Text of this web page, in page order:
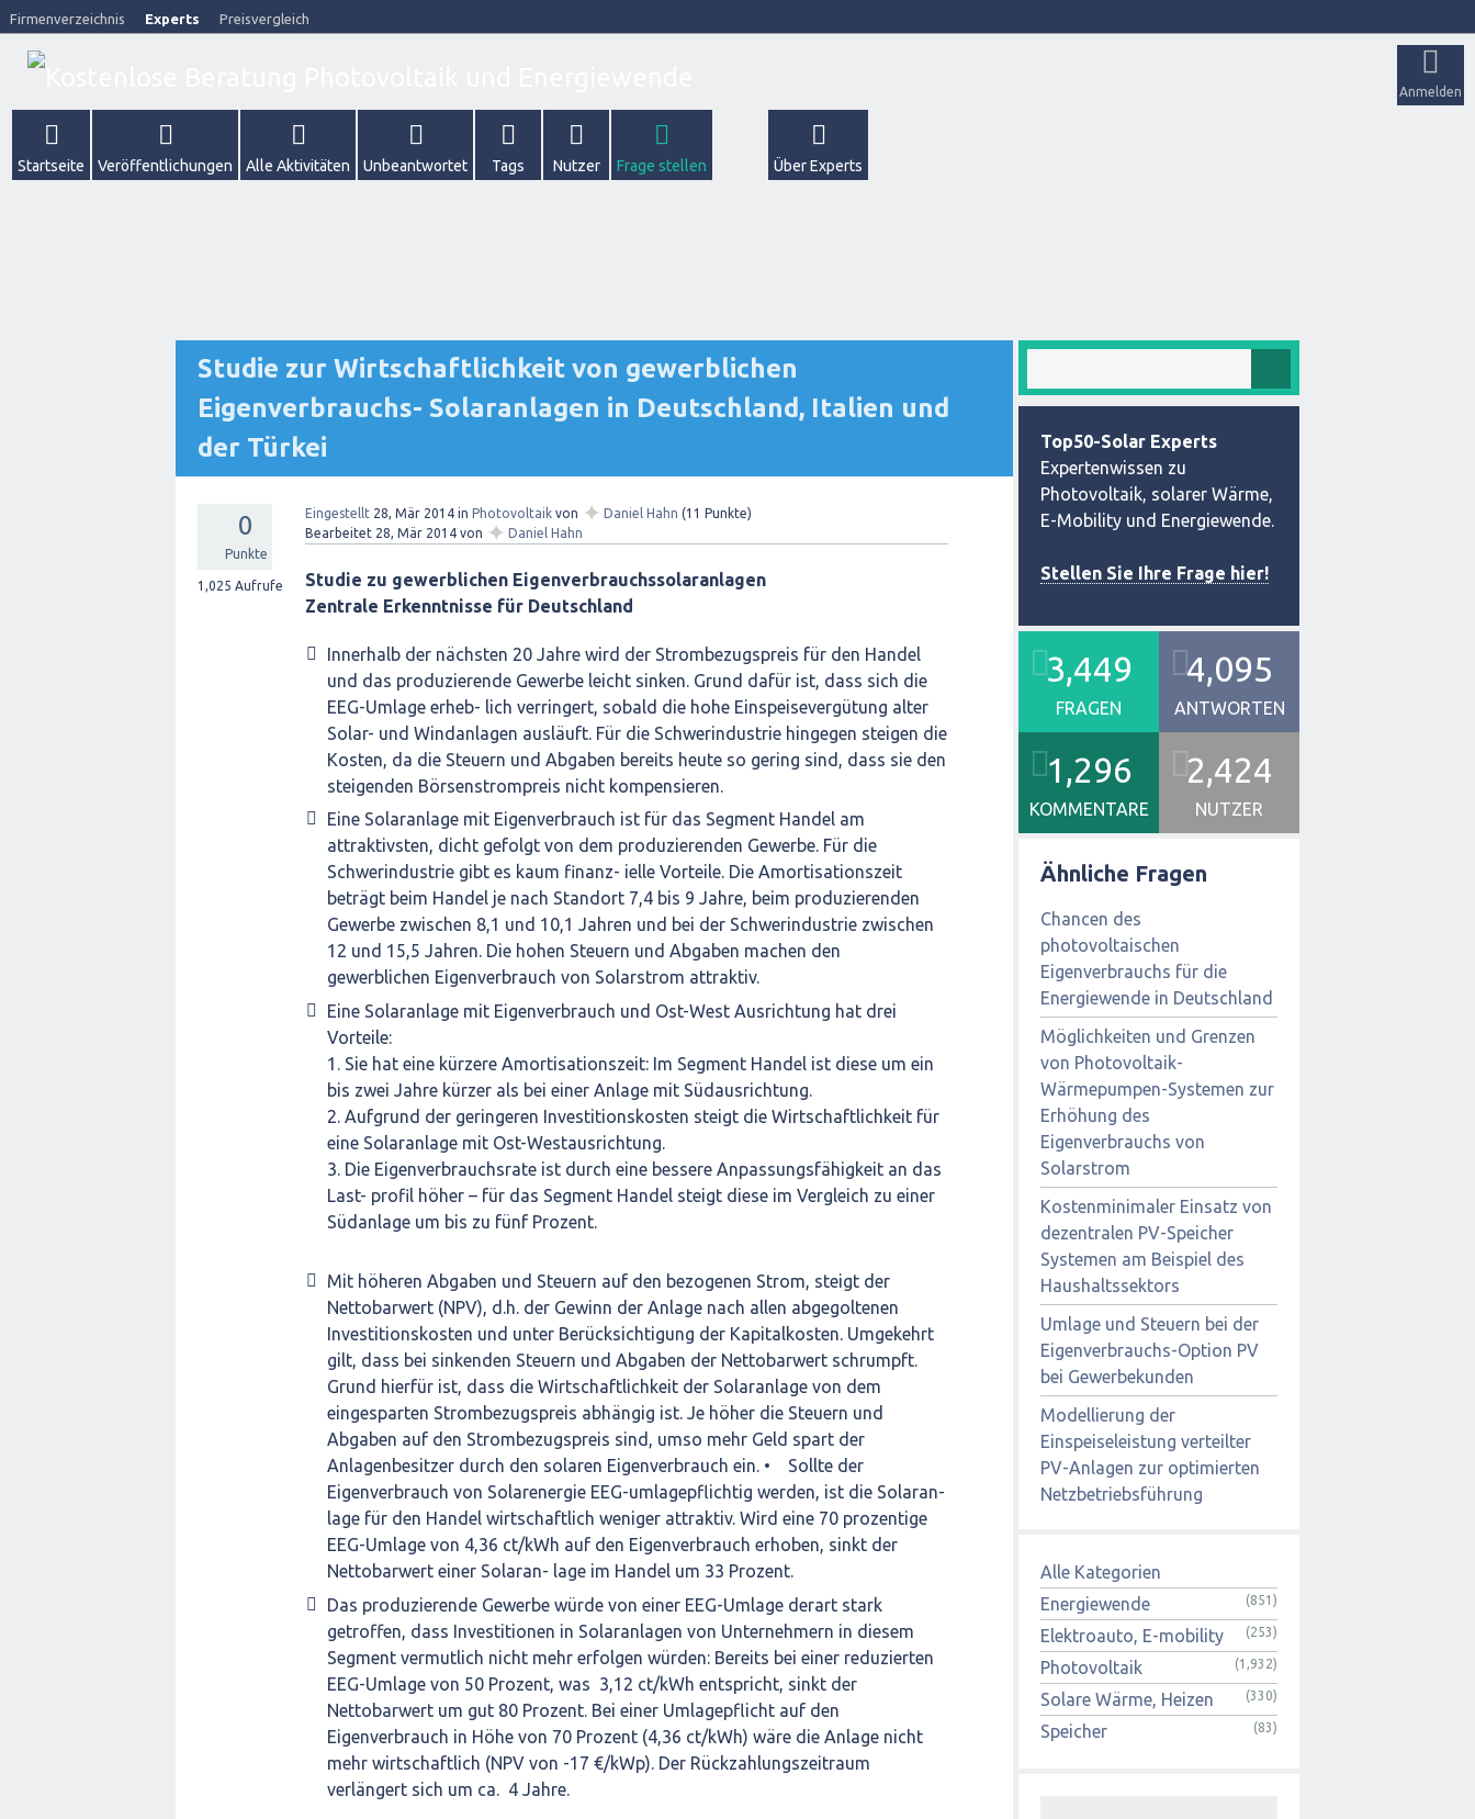
Firmenverzeichnis Experts Preisvergleich
Anmelden
Startseite Veröffentlichungen Alle Aktivitäten Unbeantwortet Tags Nutzer Frage stellen Über Experts
Studie zur Wirtschaftlichkeit von gewerblichen
Eigenverbrauchs- Solaranlagen in Deutschland, Italien und
der Türkei
0
Punkte
1,025 Aufrufe
Eingestellt 28, Mär 2014 in Photovoltaik von ✦ Daniel Hahn (11 Punkte)
Bearbeitet 28, Mär 2014 von ✦ Daniel Hahn
Studie zu gewerblichen Eigenverbrauchssolaranlagen
Zentrale Erkenntnisse für Deutschland
Innerhalb der nächsten 20 Jahre wird der Strombezugspreis für den Handel
und das produzierende Gewerbe leicht sinken. Grund dafür ist, dass sich die
EEG-Umlage erheb- lich verringert, sobald die hohe Einspeisevergütung alter
Solar- und Windanlagen ausläuft. Für die Schwerindustrie hingegen steigen die
Kosten, da die Steuern und Abgaben bereits heute so gering sind, dass sie den
steigenden Börsenstrompreis nicht kompensieren.
Eine Solaranlage mit Eigenverbrauch ist für das Segment Handel am
attraktivsten, dicht gefolgt von dem produzierenden Gewerbe. Für die
Schwerindustrie gibt es kaum finanz- ielle Vorteile. Die Amortisationszeit
beträgt beim Handel je nach Standort 7,4 bis 9 Jahre, beim produzierenden
Gewerbe zwischen 8,1 und 10,1 Jahren und bei der Schwerindustrie zwischen
12 und 15,5 Jahren. Die hohen Steuern und Abgaben machen den
gewerblichen Eigenverbrauch von Solarstrom attraktiv.
Eine Solaranlage mit Eigenverbrauch und Ost-West Ausrichtung hat drei
Vorteile:
1. Sie hat eine kürzere Amortisationszeit: Im Segment Handel ist diese um ein
bis zwei Jahre kürzer als bei einer Anlage mit Südausrichtung.
2. Aufgrund der geringeren Investitionskosten steigt die Wirtschaftlichkeit für
eine Solaranlage mit Ost-Westausrichtung.
3. Die Eigenverbrauchsrate ist durch eine bessere Anpassungsfähigkeit an das
Last- profil höher – für das Segment Handel steigt diese im Vergleich zu einer
Südanlage um bis zu fünf Prozent.
Mit höheren Abgaben und Steuern auf den bezogenen Strom, steigt der
Nettobarwert (NPV), d.h. der Gewinn der Anlage nach allen abgegoltenen
Investitionskosten und unter Berücksichtigung der Kapitalkosten. Umgekehrt
gilt, dass bei sinkenden Steuern und Abgaben der Nettobarwert schrumpft.
Grund hierfür ist, dass die Wirtschaftlichkeit der Solaranlage von dem
eingesparten Strombezugspreis abhängig ist. Je höher die Steuern und
Abgaben auf den Strombezugspreis sind, umso mehr Geld spart der
Anlagenbesitzer durch den solaren Eigenverbrauch ein. • Sollte der
Eigenverbrauch von Solarenergie EEG-umlagepflichtig werden, ist die Solaran-
lage für den Handel wirtschaftlich weniger attraktiv. Wird eine 70 prozentige
EEG-Umlage von 4,36 ct/kWh auf den Eigenverbrauch erhoben, sinkt der
Nettobarwert einer Solaran- lage im Handel um 33 Prozent.
Das produzierende Gewerbe würde von einer EEG-Umlage derart stark
getroffen, dass Investitionen in Solaranlagen von Unternehmern in diesem
Segment vermutlich nicht mehr erfolgen würden: Bereits bei einer reduzierten
EEG-Umlage von 50 Prozent, was 3,12 ct/kWh entspricht, sinkt der
Nettobarwert um gut 80 Prozent. Bei einer Umlagepflicht auf den
Eigenverbrauch in Höhe von 70 Prozent (4,36 ct/kWh) wäre die Anlage nicht
mehr wirtschaftlich (NPV von -17 €/kWp). Der Rückzahlungszeitraum
verlängert sich um ca. 4 Jahre.
Top50-Solar Experts
Expertenwissen zu
Photovoltaik, solarer Wärme,
E-Mobility und Energiewende.
Stellen Sie Ihre Frage hier!
3,449
FRAGEN
4,095
ANTWORTEN
1,296
KOMMENTARE
2,424
NUTZER
Ähnliche Fragen
Chancen des
photovoltaischen
Eigenverbrauchs für die
Energiewende in Deutschland
Möglichkeiten und Grenzen
von Photovoltaik-
Wärmepumpen-Systemen zur
Erhöhung des
Eigenverbrauchs von
Solarstrom
Kostenminimaler Einsatz von
dezentralen PV-Speicher
Systemen am Beispiel des
Haushaltssektors
Umlage und Steuern bei der
Eigenverbrauchs-Option PV
bei Gewerbekunden
Modellierung der
Einspeiseleistung verteilter
PV-Anlagen zur optimierten
Netzbetriebsführung
Alle Kategorien
Energiewende
(851)
Elektroauto, E-mobility (253)
Photovoltaik (1,932)
Solare Wärme, Heizen (330)
Speicher (83)